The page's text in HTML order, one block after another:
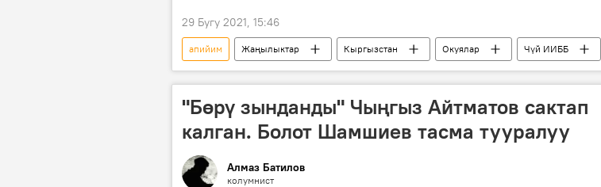
29 Бугу 2021, 15:46
апийим Жаңылыктар Кыргызстан Окуялар Чүй ИИББ
ИИМ
милиционер айдоочу баңгизат кармоо
"Бөрү зынданды" Чыңгыз Айтматов сактап
калган. Болот Шамшиев тасма тууралуу
Алмаз Батилов
колумнист